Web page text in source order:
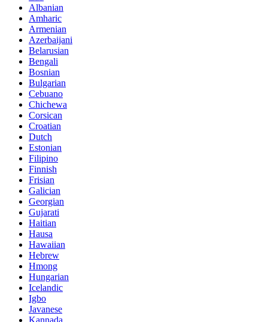
Albanian
Amharic
Armenian
Azerbaijani
Belarusian
Bengali
Bosnian
Bulgarian
Cebuano
Chichewa
Corsican
Croatian
Dutch
Estonian
Filipino
Finnish
Frisian
Galician
Georgian
Gujarati
Haitian
Hausa
Hawaiian
Hebrew
Hmong
Hungarian
Icelandic
Igbo
Javanese